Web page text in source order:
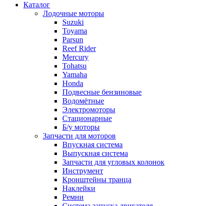
Каталог
Лодочные моторы
Suzuki
Toyama
Parsun
Reef Rider
Mercury
Tohatsu
Yamaha
Honda
Подвесные бензиновые
Водомётные
Электромоторы
Стационарные
Б/у моторы
Запчасти для моторов
Впускная система
Выпускная система
Запчасти для угловых колонок
Инструмент
Кронштейны транца
Наклейки
Ремни